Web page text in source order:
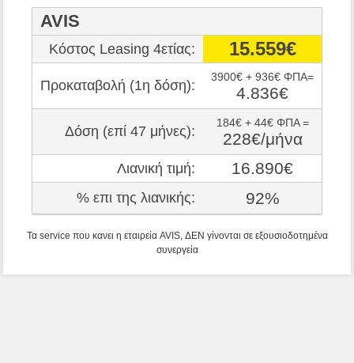
AVIS
Κόστος Leasing 4ετίας: 15.559€
Προκαταβολή (1η δόση):
3900€ + 936€ ΦΠΑ=
4.836€
Δόση (επί 47 μήνες):
184€ + 44€ ΦΠΑ =
228€/μήνα
Λιανική τιμή: 16.890€
% επι της λιανικής: 92%
Τα service που κανει η εταιρεία AVIS, ΔΕΝ γίνονται σε εξουσιοδοτημένα
συνεργεία